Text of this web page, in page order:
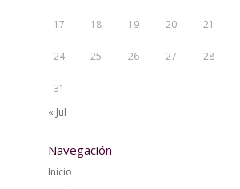
17 18 19 20 21
24 25 26 27 28
31
« Jul
Navegación
Inicio